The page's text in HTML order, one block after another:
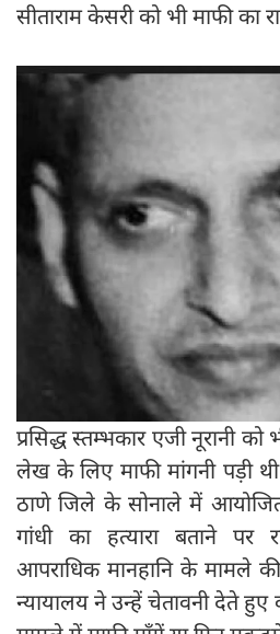
सीताराम केसरी को भी माफी का
प्रसिद्ध स्तम्भकार एजी नूरानी
लेख के लिए माफी मांगनी पड़ी
ठाणे जिले के सोनाले में
गांधी का हत्यारा बताने
आपराधिक मानहानि के मामले
न्यायालय ने उन्हें चेतावनी देते हुए